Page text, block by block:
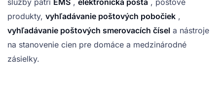
služby patrí EMS , elektronická pošta , poštové
produkty, vyhľadávanie poštových pobočiek ,
vyhľadávanie poštových smerovacích čísel a nástroje
na stanovenie cien pre domáce a medzinárodné
zásielky.